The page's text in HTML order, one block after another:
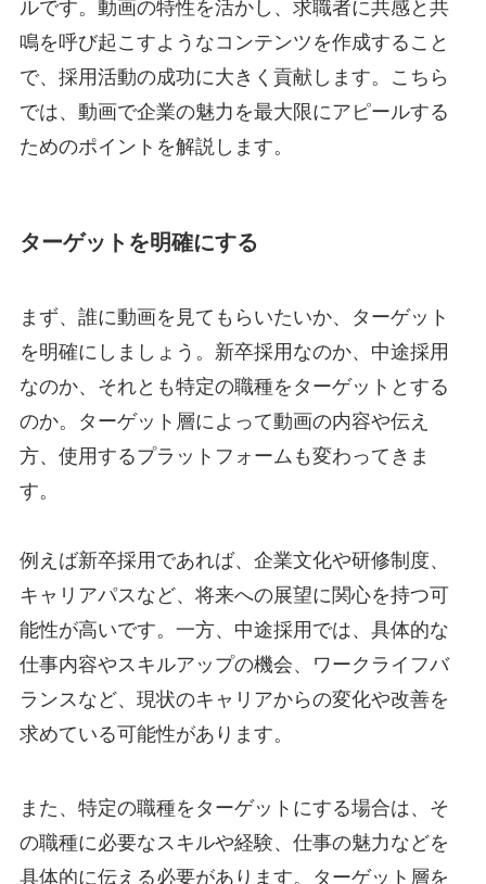
ルです。動画の特性を活かし、求職者に共感と共
鳴を呼び起こすようなコンテンツを作成すること
で、採用活動の成功に大きく貢献します。こちら
では、動画で企業の魅力を最大限にアピールする
ためのポイントを解説します。
ターゲットを明確にする
まず、誰に動画を見てもらいたいか、ターゲット
を明確にしましょう。新卒採用なのか、中途採用
なのか、それとも特定の職種をターゲットとする
のか。ターゲット層によって動画の内容や伝え
方、使用するプラットフォームも変わってきま
す。
例えば新卒採用であれば、企業文化や研修制度、
キャリアパスなど、将来への展望に関心を持つ可
能性が高いです。一方、中途採用では、具体的な
仕事内容やスキルアップの機会、ワークライフバ
ランスなど、現状のキャリアからの変化や改善を
求めている可能性があります。
また、特定の職種をターゲットにする場合は、そ
の職種に必要なスキルや経験、仕事の魅力などを
具体的に伝える必要があります。ターゲット層を